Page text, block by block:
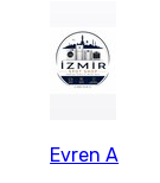
Evren A